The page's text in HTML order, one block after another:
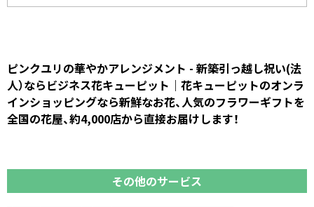
ピンクユリの華やかアレンジメント - 新築引っ越し祝い(法
人）ならビジネス花キューピット｜花キューピットのオンラ
インショッピングなら新鮮なお花、人気のフラワーギフトを
全国の花屋、約4,000店から直接お届けします！
その他のサービス